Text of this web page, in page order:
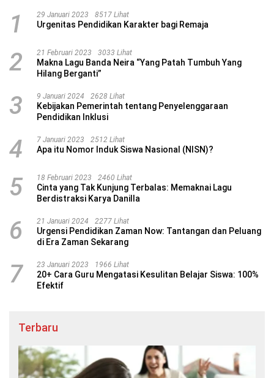
1 29 Januari 2023 8517 Lihat
Urgenitas Pendidikan Karakter bagi Remaja
2 21 Februari 2023 3033 Lihat
Makna Lagu Banda Neira “Yang Patah Tumbuh Yang
Hilang Berganti”
3 9 Januari 2024 2628 Lihat
Kebijakan Pemerintah tentang Penyelenggaraan
Pendidikan Inklusi
4 7 Januari 2023 2512 Lihat
Apa itu Nomor Induk Siswa Nasional (NISN)?
5 18 Februari 2023 2460 Lihat
Cinta yang Tak Kunjung Terbalas: Memaknai Lagu
Berdistraksi Karya Danilla
6 21 Januari 2024 2277 Lihat
Urgensi Pendidikan Zaman Now: Tantangan dan Peluang
di Era Zaman Sekarang
7 23 Januari 2023 1966 Lihat
20+ Cara Guru Mengatasi Kesulitan Belajar Siswa: 100%
Efektif
Terbaru